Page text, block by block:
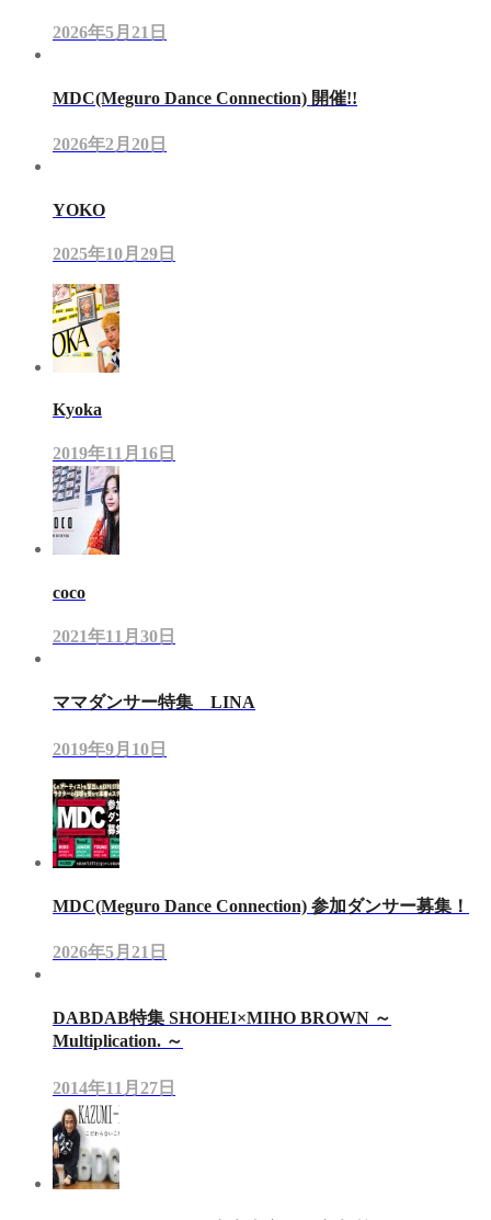
2026年5月21日
MDC(Meguro Dance Connection) 開催!!
2026年2月20日
YOKO
2025年10月29日
Kyoka
2019年11月16日
coco
2021年11月30日
ママダンサー特集 LINA
2019年9月10日
MDC(Meguro Dance Connection) 参加ダンサー募集！
2026年5月21日
DABDAB特集 SHOHEI×MIHO BROWN ～
Multiplication. ～
2014年11月27日